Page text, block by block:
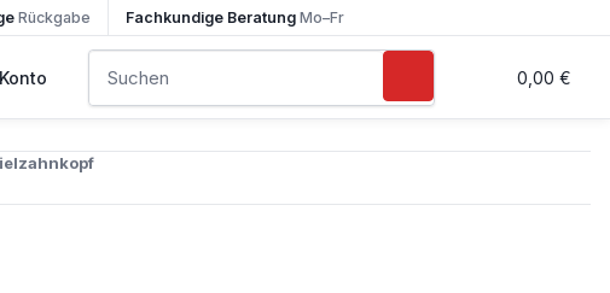
Rückgabe Fachkundige BeratungMo–Fr
0,00 €